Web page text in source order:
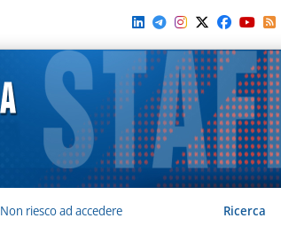
Non riesco ad accedere Ricerca